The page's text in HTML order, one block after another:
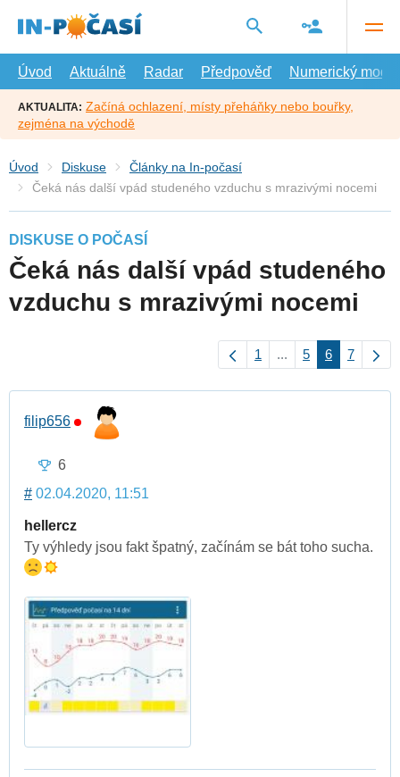
hlavní
Úvod
Aktuálně Radar Předpověď Numerický model
AKTUALITA: Začíná ochlazení, místy přeháňky nebo bouřky,
zejména na východě
Úvod Diskuse
Články na In-počasí
Čeká nás další vpád studeného vzduchu s mrazivými nocemi
DISKUSE O POČASÍ
Čeká nás další vpád studeného
vzduchu s mrazivými nocemi
1 ... 5 6 7
filip656
6
# 02.04.2020, 11:51
hellercz
Ty výhledy jsou fakt špatný, začínám se bát toho sucha.